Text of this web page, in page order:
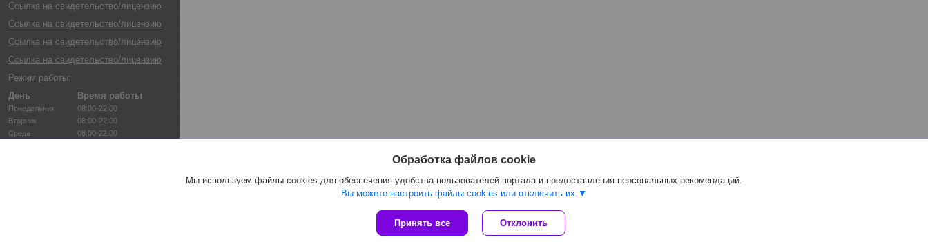
Ссылка на свидетельство/лицензию
Ссылка на свидетельство/лицензию
Ссылка на свидетельство/лицензию
Ссылка на свидетельство/лицензию
Режим работы:
День
Время работы
Понедельник
08:00-22:00
Вторник
08:00-22:00
Среда
08:00-22:00
Сайт создан на платформе Deal.by
Политика обработки файлов cookies
Обработка файлов cookie
Мы используем файлы cookies для обеспечения удобства пользователей портала и предоставления персональных рекомендаций.
Вы можете настроить файлы cookies или отключить их.
Принять все Отклонить